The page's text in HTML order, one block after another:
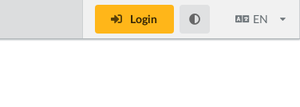
Login
EN